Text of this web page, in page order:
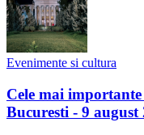
Evenimente si cultura
Cele mai
Bucuresti - 9 august